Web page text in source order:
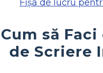
Fișa de lucru
Cum să
de Scriere